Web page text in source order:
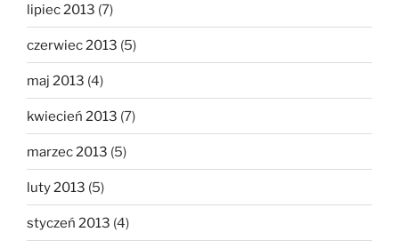
lipiec 2013 (7)
czerwiec 2013 (5)
maj 2013 (4)
kwiecień 2013 (7)
marzec 2013 (5)
luty 2013 (5)
styczeń 2013 (4)